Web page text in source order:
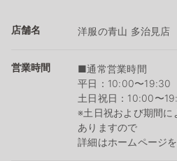
店舗名 洋服の青山 多治見店
営業時間
■通常営業時間
平日：10:00〜19:30
土日祝日：10:00〜
※土日祝および期間に
ありますので
詳細はホームページ